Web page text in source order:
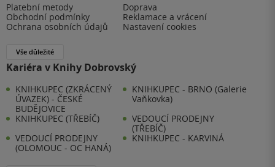
Platební metody
Doprava
Obchodní podmínky
Reklamace a vrácení
Ochrana osobních údajů
Nastavení cookies
Vše důležité
Kariéra v Knihy Dobrovský
KNIHKUPEC (ZKRÁCENÝ
ÚVAZEK) - ČESKÉ
BUDĚJOVICE
KNIHKUPEC - BRNO (Galerie
Vaňkovka)
KNIHKUPEC (TŘEBÍČ)
VEDOUCÍ PRODEJNY
(TŘEBÍČ)
VEDOUCÍ PRODEJNY
(OLOMOUC - OC HANÁ)
KNIHKUPEC - KARVINÁ